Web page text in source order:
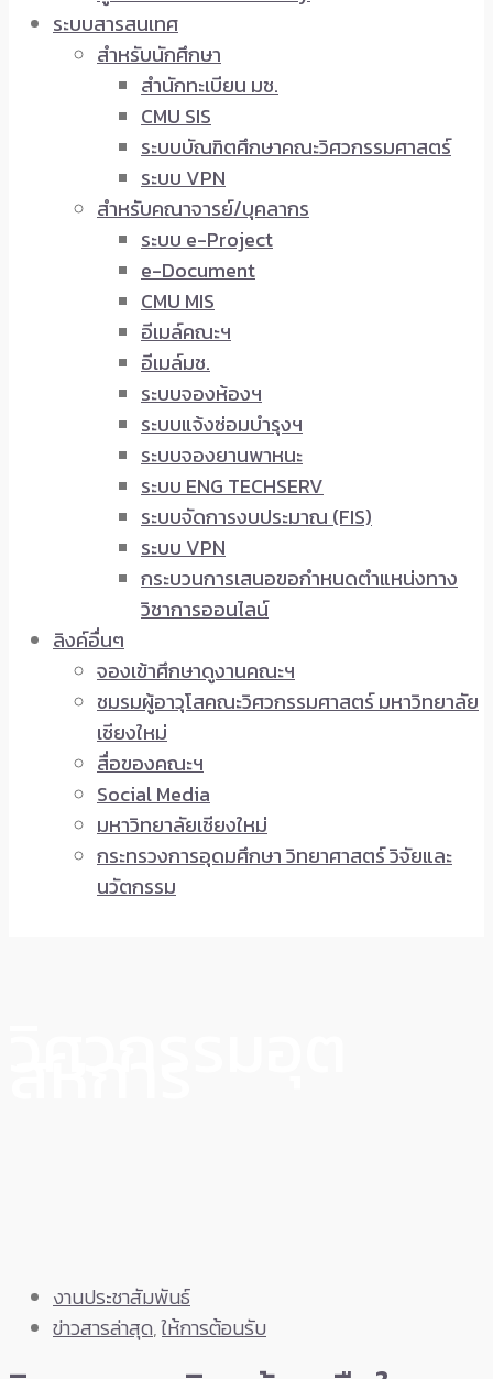
ระบบสารสนเทศ
สำหรับนักศึกษา
สำนักทะเบียน มช.
CMU SIS
ระบบบัณฑิตศึกษาคณะวิศวกรรมศาสตร์
ระบบ VPN
สำหรับคณาจารย์/บุคลากร
ระบบ e-Project
e-Document
CMU MIS
อีเมล์คณะฯ
อีเมล์มช.
ระบบจองห้องฯ
ระบบแจ้งซ่อมบำรุงฯ
ระบบจองยานพาหนะ
ระบบ ENG TECHSERV
ระบบจัดการงบประมาณ (FIS)
ระบบ VPN
กระบวนการเสนอขอกำหนดตำแหน่งทาง
วิชาการออนไลน์
ลิงค์อื่นๆ
จองเข้าศึกษาดูงานคณะฯ
ชมรมผู้อาวุโสคณะวิศวกรรมศาสตร์ มหาวิทยาลัย
เชียงใหม่
สื่อของคณะฯ
Social Media
มหาวิทยาลัยเชียงใหม่
กระทรวงการอุดมศึกษา วิทยาศาสตร์ วิจัยและ
นวัตกรรม
งานประชาสัมพันธ์
ข่าวสารล่าสุด,ให้การต้อนรับ